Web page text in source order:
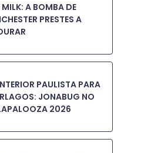
A BOMBA DE
PRESTES A
PAULISTA PARA
JONABUG NO
2026